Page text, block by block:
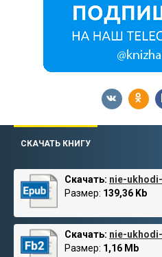
СКАЧАТЬ КНИГУ
Скачать: nie-
Размер: 139,36 Kb
Скачать: nie-
Размер: 1,16 Mb